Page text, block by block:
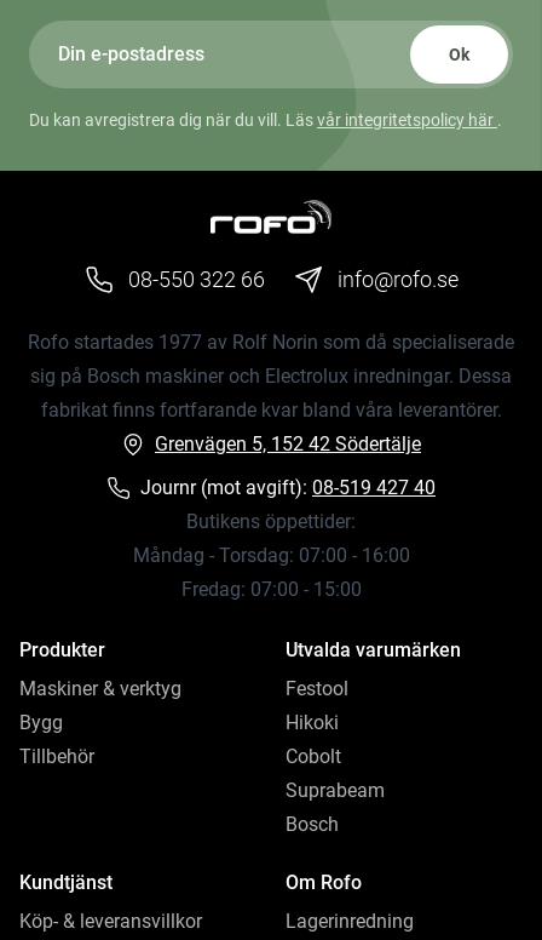
Ok
Du kan avregistrera dig när du vill. Läsvår integritetspolicy här .
08-550 322 66 info@rofo.se
Rofo startades 1977 av Rolf Norin som då specialiserade
sig på Bosch maskiner och Electrolux inredningar. Dessa
fabrikat finns fortfarande kvar bland våra leverantörer.
Grenvägen 5, 152 42 Södertälje
Journr (mot avgift): 08-519 427 40
Butikens öppettider:
Måndag - Torsdag: 07:00 - 16:00
Fredag: 07:00 - 15:00
Produkter
Maskiner & verktyg
Bygg
Tillbehör
Utvalda varumärken
Festool
Hikoki
Cobolt
Suprabeam
Bosch
Kundtjänst
Köp- & leveransvillkor
Om Rofo
Lagerinredning